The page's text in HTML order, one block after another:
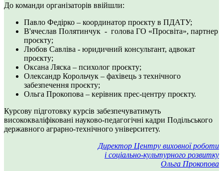
До команди організаторів ввійшли:
Павло Федірко – координатор проєкту в ПДАТУ;
В'ячеслав Полятинчук - голова ГО «Просвіта», партнер
проєкту;
Любов Савліва - юридичний консультант, адвокат
проєкту;
Оксана Ляска – психолог проєкту;
Олександр Корольчук – фахівець з технічного
забезпечення проєкту;
Ольга Прокопова – керівник прес-центру проєкту.
Курсову підготовку курсів забезпечуватимуть
висококваліфіковані науково-педагогічні кадри Подільського
державного аграрно-технічного університету.
Директор Центру виховної роботи
і соціально-культурного розвитку
Ольга Прокопова